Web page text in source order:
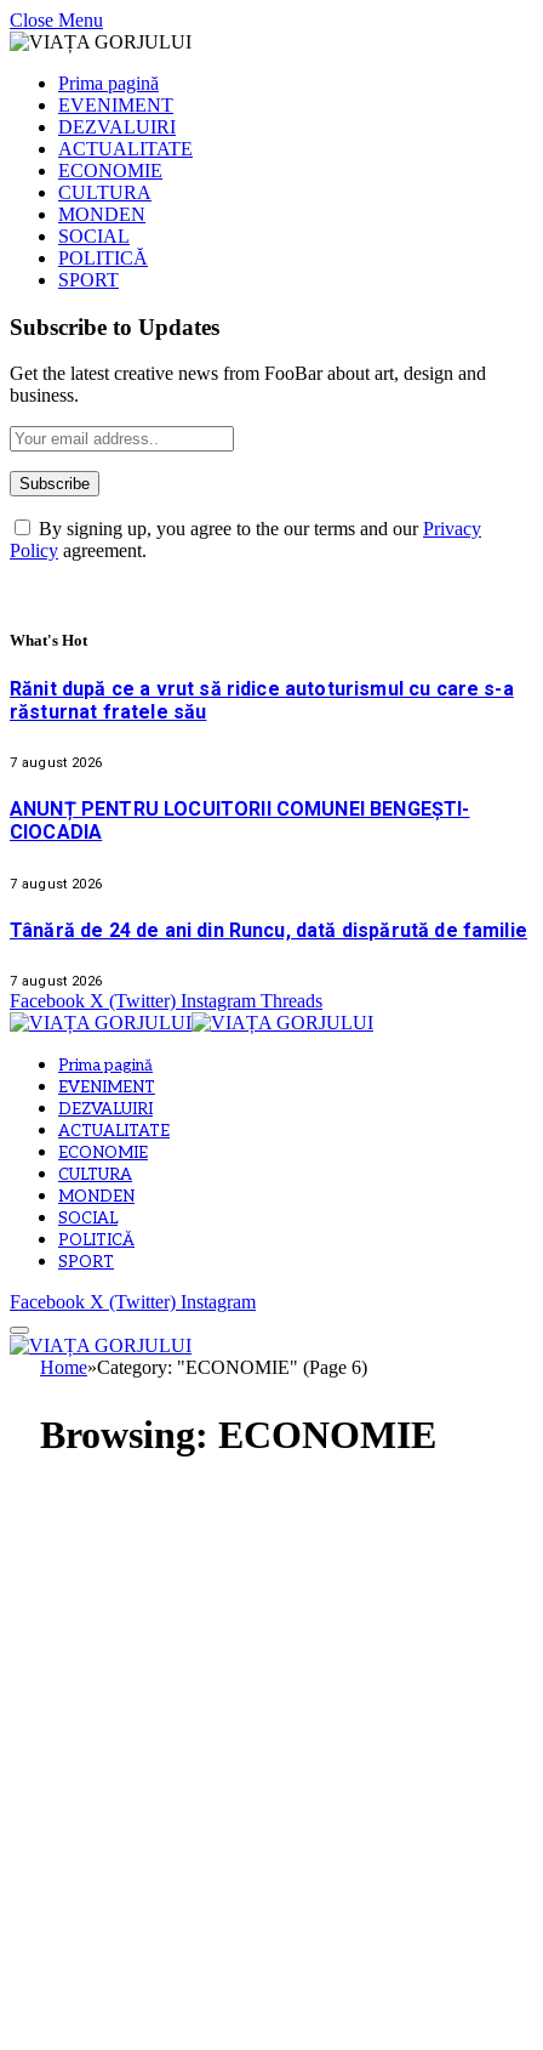
Close Menu
Prima pagină
EVENIMENT
DEZVALUIRI
ACTUALITATE
ECONOMIE
CULTURA
MONDEN
SOCIAL
POLITICĂ
SPORT
Subscribe to Updates
Get the latest creative news from FooBar about art, design and
business.
By signing up, you agree to the our terms and ourPrivacy
Policy agreement.
What's Hot
Rănit după ce a vrut să ridice autoturismul cu care s-a
răsturnat fratele său
7 august 2026
ANUNȚ PENTRU LOCUITORII COMUNEI BENGEȘTI-
CIOCADIA
7 august 2026
Tânără de 24 de ani din Runcu, dată dispărută de familie
7 august 2026
Facebook X (Twitter) Instagram Threads
Prima pagină
EVENIMENT
DEZVALUIRI
ACTUALITATE
ECONOMIE
CULTURA
MONDEN
SOCIAL
POLITICĂ
SPORT
Facebook X (Twitter) Instagram
Home»Category: "ECONOMIE" (Page 6)
Browsing: ECONOMIE